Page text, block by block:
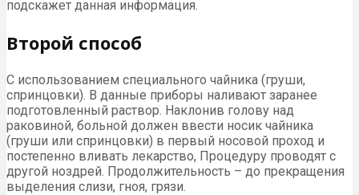
подскажет данная информация.
Второй способ
С использованием специального чайника (груши,
спринцовки). В данные приборы наливают заранее
подготовленный раствор. Наклонив голову над
раковиной, больной должен ввести носик чайника
(груши или спринцовки) в первый носовой проход и
постепенно вливать лекарство, Процедуру проводят с
другой ноздрей. Продолжительность – до прекращения
выделения слизи, гноя, грязи.